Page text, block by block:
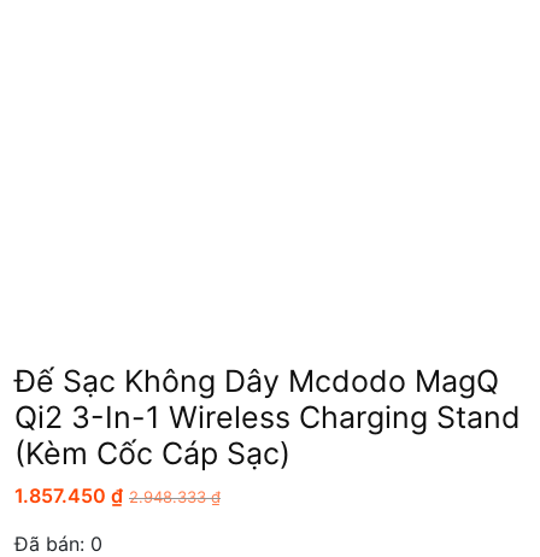
Đế Sạc Không Dây Mcdodo MagQ
Qi2 3-In-1 Wireless Charging Stand
(Kèm Cốc Cáp Sạc)
1.857.450 ₫ 2.948.333₫
Đã bán: 0